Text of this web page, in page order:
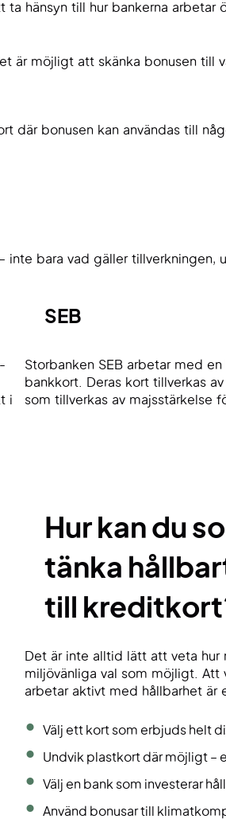
hänsyn till hur bankerna
möjligt att skänka bonusen till
där bonusen kan användas till
bara vad gäller tillverkningen,
i
SEB
Storbanken SEB arbetar med
bankkort. Deras kort tillverkas
som tillverkas av majsstärkelse
Hur kan du
tänka
till
Det är inte alltid lätt att veta hur
miljövänliga val som möjligt.
arbetar aktivt med hållbarhet är
Välj ett kort som erbjuds helt
Undvik plastkort där möjligt –
Välj en bank som investerar
Använd bonusar till